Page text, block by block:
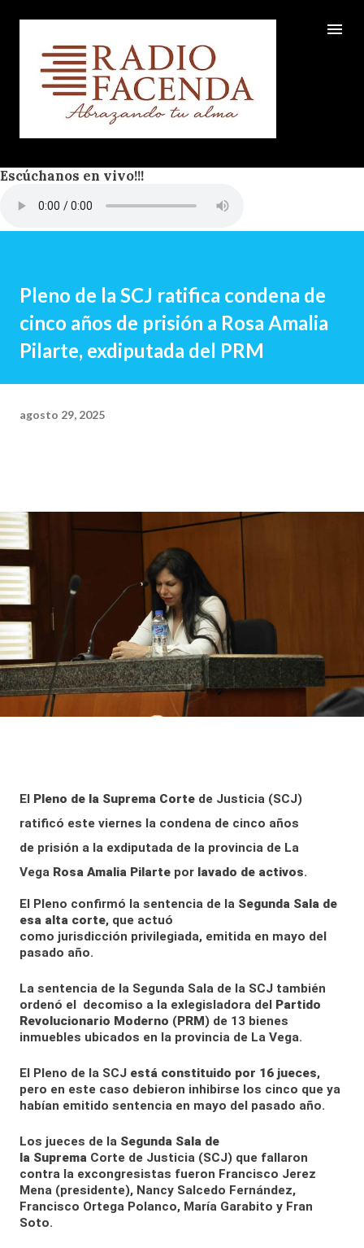
Ir al contenido principal
Escúchanos en vivo!!!
Pleno de la SCJ ratifica condena de
cinco años de prisión a Rosa Amalia
Pilarte, exdiputada del PRM
agosto 29, 2025
El Pleno de la Suprema Corte de Justicia (SCJ)
ratificó este viernes la condena de cinco años
de prisión a la exdiputada de la provincia de La
Vega Rosa Amalia Pilarte por lavado de activos.
El Pleno confirmó la sentencia de la Segunda Sala de
esa alta corte, que actuó
como jurisdicción privilegiada, emitida en mayo del
pasado año.
La sentencia de la Segunda Sala de la SCJ también
ordenó el decomiso a la exlegisladora del Partido
Revolucionario Moderno (PRM) de 13 bienes
inmuebles ubicados en la provincia de La Vega.
El Pleno de la SCJ está constituido por 16 jueces,
pero en este caso debieron inhibirse los cinco que ya
habían emitido sentencia en mayo del pasado año.
Los jueces de la Segunda Sala de
la Suprema Corte de Justicia (SCJ) que fallaron
contra la excongresistas fueron Francisco Jerez
Mena (presidente), Nancy Salcedo Fernández,
Francisco Ortega Polanco, María Garabito y Fran
Soto.